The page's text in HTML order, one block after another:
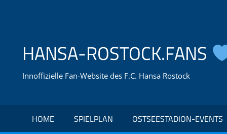
HANSA-ROSTOCK.FANS
Innoffizielle Fan-Website des F.C. Hansa Rostock
HOME SPIELPLAN OSTSEESTADION-EVENTS